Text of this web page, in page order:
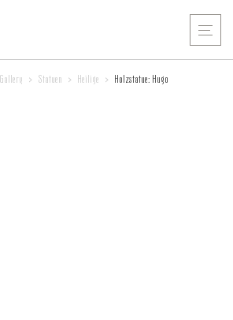
Gallery > Statuen > Heilige > Holzstatue: Hugo